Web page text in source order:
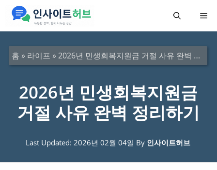
메
홈 » 라이프 »2026년 민생회복지원금 거절 사유 완벽 정리하기
2026년 민생회복지원금
거절 사유 완벽 정리하기
Last Updated: 2026년 02월 04일 By 인사이트허브